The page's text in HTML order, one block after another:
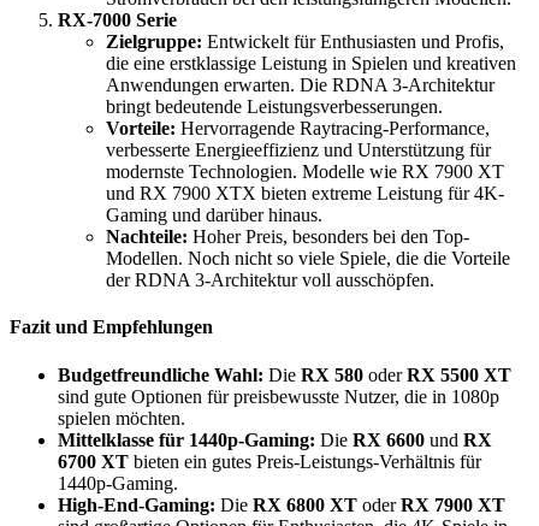
RX-7000 Serie
Zielgruppe: Entwickelt für Enthusiasten und Profis,
die eine erstklassige Leistung in Spielen und kreativen
Anwendungen erwarten. Die RDNA 3-Architektur
bringt bedeutende Leistungsverbesserungen.
Vorteile: Hervorragende Raytracing-Performance,
verbesserte Energieeffizienz und Unterstützung für
modernste Technologien. Modelle wie RX 7900 XT
und RX 7900 XTX bieten extreme Leistung für 4K-
Gaming und darüber hinaus.
Nachteile: Hoher Preis, besonders bei den Top-
Modellen. Noch nicht so viele Spiele, die die Vorteile
der RDNA 3-Architektur voll ausschöpfen.
Fazit und Empfehlungen
Budgetfreundliche Wahl: Die RX 580 oderRX 5500 XT
sind gute Optionen für preisbewusste Nutzer, die in 1080p
spielen möchten.
Mittelklasse für 1440p-Gaming: Die RX 6600 und RX
6700 XT bieten ein gutes Preis-Leistungs-Verhältnis für
1440p-Gaming.
High-End-Gaming: Die RX 6800 XT oderRX 7900 XT